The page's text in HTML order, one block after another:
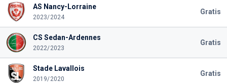
AS Nancy-Lorraine
2023/2024
Gratis
CS Sedan-Ardennes
2022/2023
Gratis
Stade Lavallois
2019/2020
Gratis